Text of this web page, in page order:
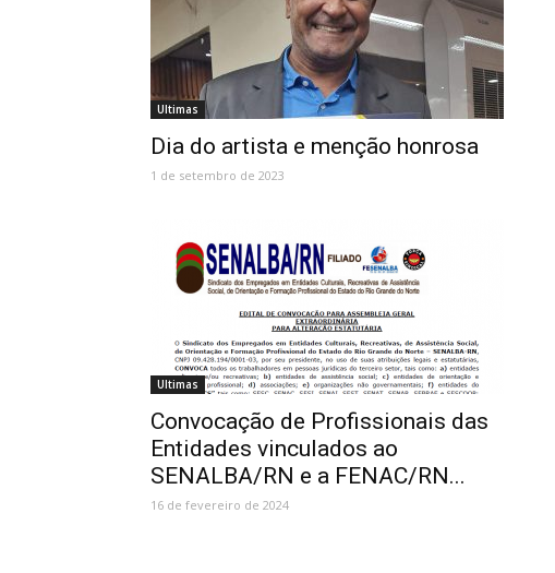
Ultimas
Dia do artista e menção honrosa
1 de setembro de 2023
Ultimas
Convocação de Profissionais das
Entidades vinculados ao
SENALBA/RN e a FENAC/RN...
16 de fevereiro de 2024